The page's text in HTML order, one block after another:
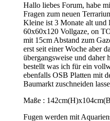
Hallo liebes Forum, habe
Fragen zum neuen
Kleine ist 3 Monate alt und
60x60x120 Vollgaze, on
mit 15cm Abstand zum
erst seit einer Woche aber
übergangsweise und daher
bestellt was ich für ein
ebenfalls OSB Platten mit
Baumarkt zuschneiden
Maße :
Fugen werden mit